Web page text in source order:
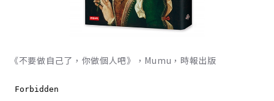
《不要做自己了，你做個人吧》，Mumu，時報出版